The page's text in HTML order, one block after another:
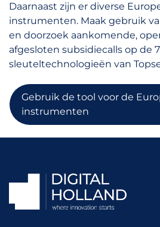
Daarnaast zijn er diverse
instrumenten. Maak gebruik
en doorzoek aankomende,
afgesloten subsidiecalls op de
sleuteltechnologieën van
Gebruik de tool voor de
instrumenten